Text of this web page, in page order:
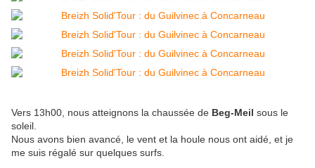
Vers 13h00, nous atteignons la chaussée de Beg-Meil sous le
soleil.
Nous avons bien avancé, le vent et la houle nous ont aidé, et je
me suis régalé sur quelques surfs.